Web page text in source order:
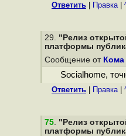
Ответить Правка|
29. "Релиз
платформы
Сообщение от Кома
Socialhome,
Ответить Правка|
75. "Релиз
платформы